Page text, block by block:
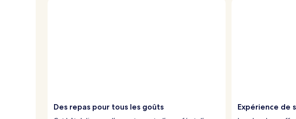
Des repas pour tous les goûts Expérience de